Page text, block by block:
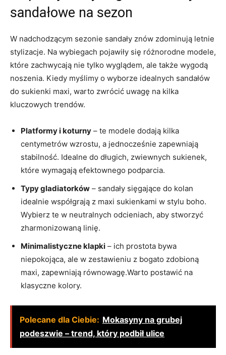
sandałowe na sezon
W nadchodzącym sezonie sandały znów zdominują letnie
stylizacje. Na wybiegach pojawiły się różnorodne modele,
które zachwycają nie tylko wyglądem, ale także wygodą
noszenia. Kiedy myślimy o wyborze idealnych sandałów
do sukienki maxi, warto zwrócić uwagę na kilka
kluczowych trendów.
Platformy i koturny – te modele dodają kilka
centymetrów wzrostu, a jednocześnie zapewniają
stabilność. Idealne do długich, zwiewnych sukienek,
które wymagają efektownego podparcia.
Typy gladiatorków – sandały sięgające do kolan
idealnie współgrają z maxi sukienkami w stylu boho.
Wybierz te w neutralnych odcieniach, aby stworzyć
zharmonizowaną linię.
Minimalistyczne klapki – ich prostota bywa
niepokojąca, ale w zestawieniu z bogato zdobioną
maxi, zapewniają równowagę.Warto postawić na
klasyczne kolory.
Polecane dla Ciebie: Mokasyny na grubej
podeszwie – trend, który podbił ulice